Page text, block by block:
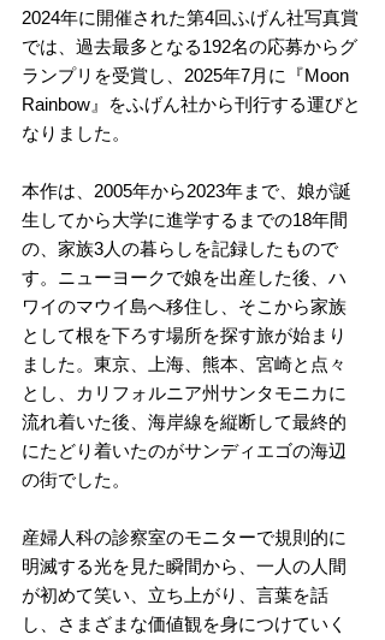
2024年に開催された第4回ふげん社写真賞
では、過去最多となる192名の応募からグ
ランプリを受賞し、2025年7月に『Moon
Rainbow』をふげん社から刊行する運びと
なりました。
本作は、2005年から2023年まで、娘が誕
生してから大学に進学するまでの18年間
の、家族3人の暮らしを記録したもので
す。ニューヨークで娘を出産した後、ハ
ワイのマウイ島へ移住し、そこから家族
として根を下ろす場所を探す旅が始まり
ました。東京、上海、熊本、宮崎と点々
とし、カリフォルニア州サンタモニカに
流れ着いた後、海岸線を縦断して最終的
にたどり着いたのがサンディエゴの海辺
の街でした。
産婦人科の診察室のモニターで規則的に
明滅する光を見た瞬間から、一人の人間
が初めて笑い、立ち上がり、言葉を話
し、さまざまな価値観を身につけていく